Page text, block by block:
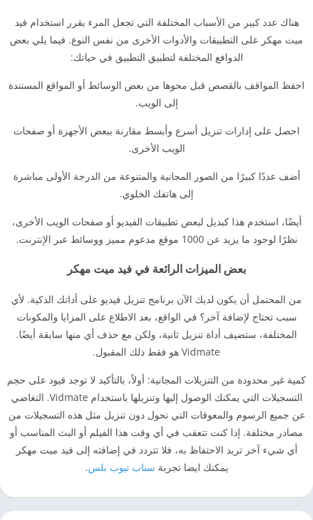
هناك عدد كبير من الأسباب المختلفة التي تجعل المرء يقرر استخدام فيد
ميت مهكر على التطبيقات والأدوات الأخرى من نفس النوع. فيما يلي بعض
الدوافع المختلفة لتطبيق التطبيق في حياتك:
احفظ المواقف بالقصص قبل محوها من بعض الوسائط أو المواقع المستندة
إلى الويب.
احصل على إدارات تنزيل أسرع وأبسط مقارنة ببعض الأجهزة أو صفحات
الويب الأخرى.
أضف عددًا كبيرًا من الصور المجانية والمتنوعة من الدرجة الأولى مباشرة
إلى هاتفك الخلوي.
أيضًا، استخدم هذا كبديل لبعض تطبيقات الفيديو أو صفحات الويب الأخرى،
نظرًا لوجود ما يزيد عن 1000 موقع مدعوم مميز ووسائط عبر الإنترنت.
بعض الميزات الرائعة في فيد ميت مهكر
من المحتمل أن يكون لديك الآن برنامج تنزيل فيديو على أداتك الذكية. لأي
سبب تحتاج لإضافة آخر؟ في الواقع، بعد الاطلاع على المزايا والمكونات
المختلفة، ستضيف أداة تنزيل ثانية، ولكن مع حذف أي منها سابقة أيضًا.
Vidmate هو فقط ذلك المقبول.
كمية غير محدودة من التنزيلات المجانية: أولاً، بالتأكيد لا توجد قيود على حجم
التسجيلات التي يمكنك الوصول إليها وتنزيلها باستخدام Vidmate. التغاضي
عن جميع الرسوم والمعوقات التي تحول دون تنزيل مثل هذه التسجيلات من
مصادر مختلفة. إذا كنت تتعقب في أي وقت هذا الفيلم أو البث المناسب أو
أي شيء آخر تريد الاحتفاظ به، فلا تتردد في إضافته إلى فيد ميت مهكر
يمكنك ايضا تجربة سناب تيوب بلس.